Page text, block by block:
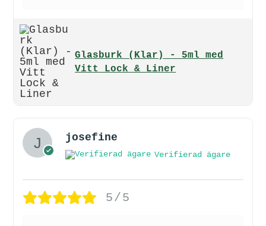
Glasburk (Klar) - 5ml med
Vitt Lock & Liner
josefine
Verifierad ägare
5/5